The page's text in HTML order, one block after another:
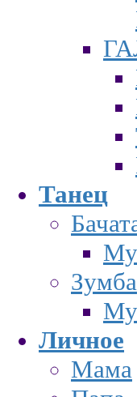
Танец
Зумба
Личное
Мама